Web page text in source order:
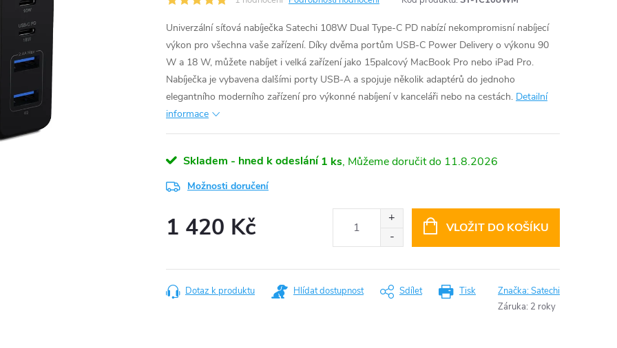
Univerzální síťová nabíječka Satechi 108W Dual Type-C PD nabízí nekompromisní nabíjecí
výkon pro všechna vaše zařízení. Díky dvěma portům USB-C Power Delivery o výkonu 90
W a 18 W, můžete nabíjet i velká zařízení jako 15palcový MacBook Pro nebo iPad Pro.
Nabíječka je vybavena dalšími porty USB-A a spojuje několik adaptérů do jednoho
elegantního moderního zařízení pro výkonné nabíjení v kanceláři nebo na cestách. Detailní
informace
Skladem - hned k odeslání 1 ks 11.8.2026
Možnosti doručení
1 420 Kč VLOŽIT DO KOŠÍKU
Tisk
Dotaz k produktu Hlídat dostupnost Sdílet Značka:Satechi
Záruka: 2 roky